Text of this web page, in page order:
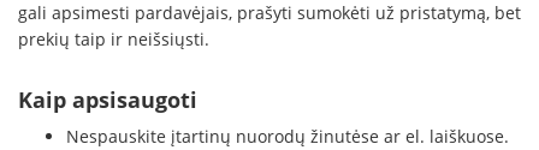
gali apsimesti pardavėjais, prašyti sumokėti už pristatymą, bet
prekių taip ir neišsiųsti.
Kaip apsisaugoti
Nespauskite įtartinų nuorodų žinutėse ar el. laiškuose.